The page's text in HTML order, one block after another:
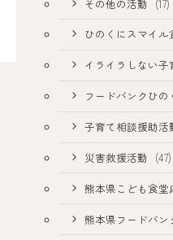
その他の活動
(17)
ひのくにスマイル
イライラしない子
フードバンクひの
子育て相談援助活
災害救援活動
(47)
熊本県こども食堂
熊本県フードバン